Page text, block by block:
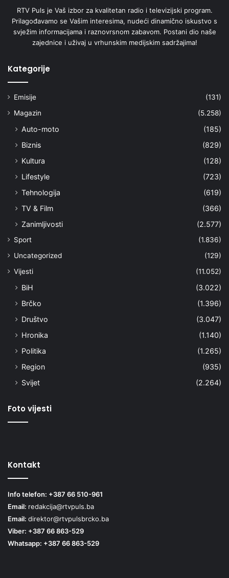
RTV Puls je Vaš izbor za kvalitetan radio i televizijski program.
Prilagođavamo se Vašim interesima, nudeći dinamično iskustvo s
svježim informacijama i raznovrsnom zabavom. Postani dio naše
zajednice i uživaj u vrhunskim medijskim sadržajima!
Kategorije
Emisije
(131)
Magazin
(5.258)
Auto-moto
(185)
Biznis
(829)
Kultura
(128)
Lifestyle
(723)
Tehnologija
(619)
TV & Film
(366)
Zanimljivosti
(2.577)
Sport
(1.836)
Uncategorized
(129)
Vijesti
(11.052)
BiH
(3.022)
Brčko
(1.396)
Društvo
(3.047)
Hronika
(1.140)
Politika
(1.265)
Region
(935)
Svijet
(2.264)
Foto vijesti
Kontakt
Info telefon: +387 66 510-961
Email: redakcija@rtvpuls.ba
Email: direktor@rtvpulsbrcko.ba
Viber: +387 66 863-529
Whatsapp: +387 66 863-529